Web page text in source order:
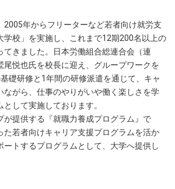
2005年からフリーターなど若者向け就労支
学校」を実施し、これまで12期200名以上の
てきました。日本労働組合総連合会（連
尾悦也氏を校長に迎え、グループワークを
礎研修と1年間の研修派遣を通じて、キャ
ながら、仕事のやりがいや働く楽しさを学
して実施しております。
が提供する『就職力養成プログラム』で
た若者向けキャリア支援プログラムを活か
ートするプログラムとして、大学へ提供し